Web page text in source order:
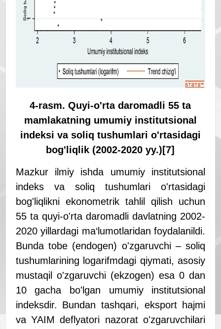
4-rasm. Quyi-o'rta daromadli 55 ta
mamlakatning umumiy institutsional
indeksi va soliq tushumlari o'rtasidagi
bog' liqlik (2002-2020 yy.)[7]
Mazkur ilmiy ishda umumiy institutsional
indeks va soliq tushumlari o'rtasidagi
bog'liqlikni ekonometrik tahlil qilish uchun
55 ta quyi-o'rta daromadli davlatning 2002-
2020 yillardagi ma‘lumotlaridan foydalanildi.
Bunda tobe (endogen) o'zgaruvchi – soliq
tushumlarining logarifmdagi qiymati, asosiy
mustaqil o'zgaruvchi (ekzogen) esa 0 dan
10 gacha bo'lgan umumiy institutsional
indeksdir. Bundan tashqari, eksport hajmi
va YAIM deflyatori nazorat o'zgaruvchilari